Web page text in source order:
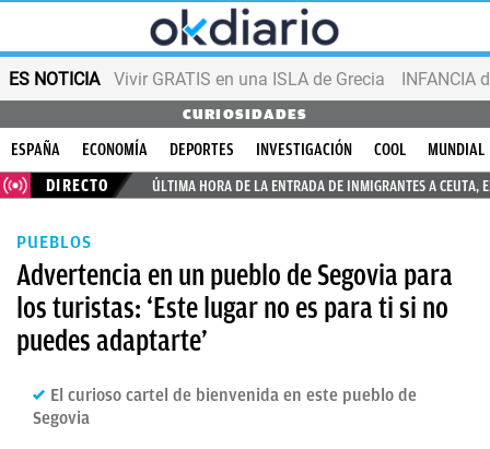
ES NOTICIA Vivir GRATIS en una ISLA de Grecia INFANCIA
CURIOSIDADES
ESPAÑA ECONOMÍA DEPORTES INVESTIGACIÓN COOL
MUNDIAL
DIRECTO
ÚLTIMA HORA DE LA ENTRADA DE INMIGRANTES A CEUTA,
PUEBLOS
Advertencia en un pueblo de Segovia para
los turistas: ‘Este lugar no es para ti si no
puedes adaptarte’
El curioso cartel de bienvenida en este pueblo de
Segovia